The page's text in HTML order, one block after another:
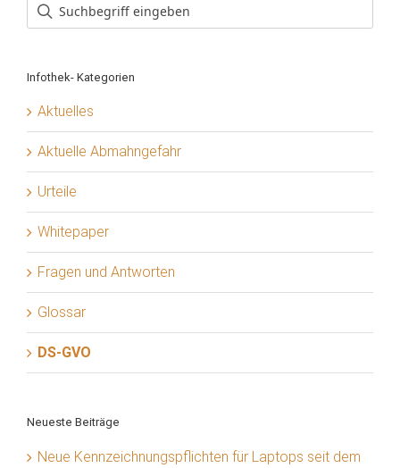
Infothek- Kategorien
Aktuelles
Aktuelle Abmahngefahr
Urteile
Whitepaper
Fragen und Antworten
Glossar
DS-GVO
Neueste Beiträge
Neue Kennzeichnungspflichten für Laptops seit dem